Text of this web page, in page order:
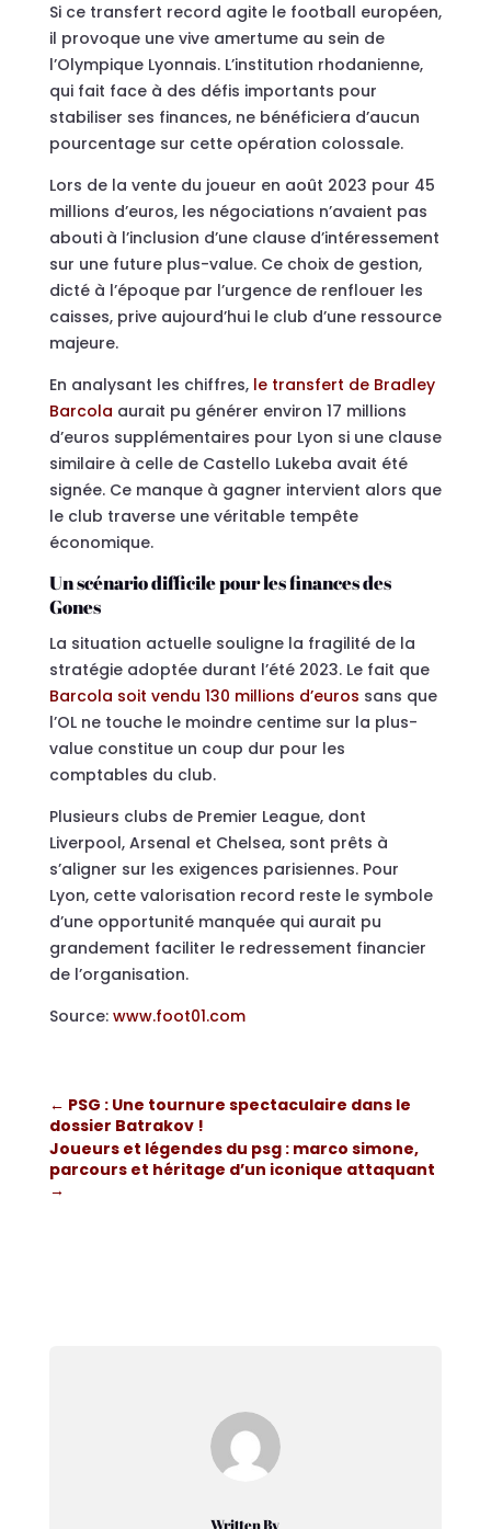
Si ce transfert record agite le football européen,
il provoque une vive amertume au sein de
l’Olympique Lyonnais. L’institution rhodanienne,
qui fait face à des défis importants pour
stabiliser ses finances, ne bénéficiera d’aucun
pourcentage sur cette opération colossale.
Lors de la vente du joueur en août 2023 pour 45
millions d’euros, les négociations n’avaient pas
abouti à l’inclusion d’une clause d’intéressement
sur une future plus-value. Ce choix de gestion,
dicté à l’époque par l’urgence de renflouer les
caisses, prive aujourd’hui le club d’une ressource
majeure.
En analysant les chiffres, le transfert de Bradley
Barcola aurait pu générer environ 17 millions
d’euros supplémentaires pour Lyon si une clause
similaire à celle de Castello Lukeba avait été
signée. Ce manque à gagner intervient alors que
le club traverse une véritable tempête
économique.
Un scénario difficile pour les finances des
Gones
La situation actuelle souligne la fragilité de la
stratégie adoptée durant l’été 2023. Le fait que
Barcola soit vendu 130 millions d’euros sans que
l’OL ne touche le moindre centime sur la plus-
value constitue un coup dur pour les
comptables du club.
Plusieurs clubs de Premier League, dont
Liverpool, Arsenal et Chelsea, sont prêts à
s’aligner sur les exigences parisiennes. Pour
Lyon, cette valorisation record reste le symbole
d’une opportunité manquée qui aurait pu
grandement faciliter le redressement financier
de l’organisation.
Source: www.foot01.com
← PSG : Une tournure spectaculaire dans le
dossier Batrakov !
Joueurs et légendes du psg : marco simone,
parcours et héritage d’un iconique attaquant
→
Written By